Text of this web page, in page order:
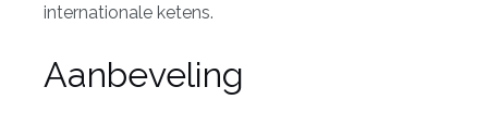
internationale ketens.
Aanbeveling